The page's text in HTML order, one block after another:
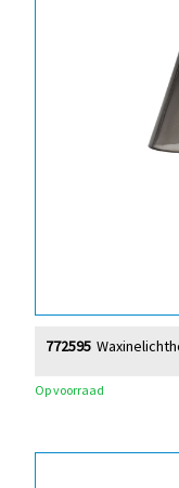
772595
Op voorraad